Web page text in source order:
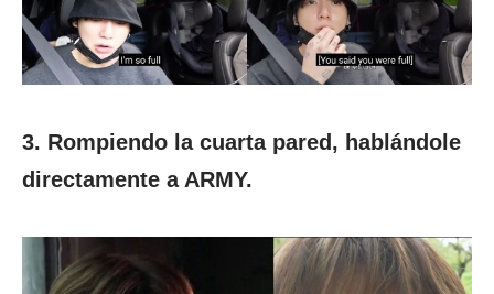
3. Rompiendo la cuarta pared, hablándole
directamente a ARMY.